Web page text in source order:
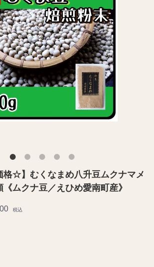
格☆】むくなまめ八升豆ムクナマメ
ムクナ豆／えひめ愛南町産》
税込